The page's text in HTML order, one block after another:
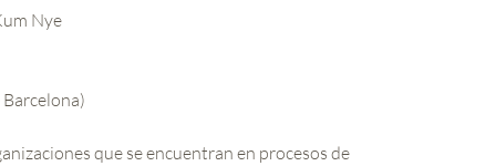
Nye
que se encuentran en procesos de